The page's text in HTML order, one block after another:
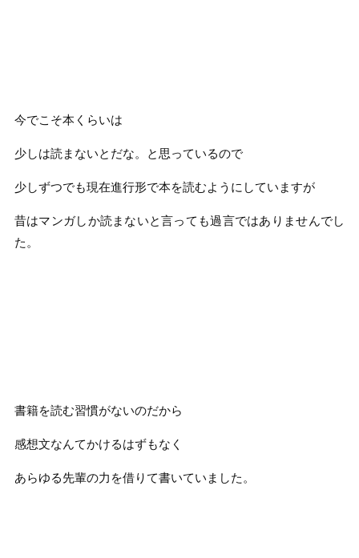
今でこそ本くらいは
少しは読まないとだな。と思っているので
少しずつでも現在進行形で本を読むようにしていますが
昔はマンガしか読まないと言っても過言ではありませんでし
た。
書籍を読む習慣がないのだから
感想文なんてかけるはずもなく
あらゆる先輩の力を借りて書いていました。